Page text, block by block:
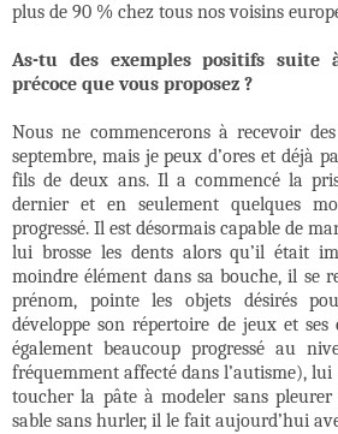
plus de 90 % chez tous nos voisins
As-tu des exemples positifs suite
précoce que vous proposez ?
Nous ne commencerons à recevoir
septembre, mais je peux d’ores et déjà
fils de deux ans. Il a commencé la
dernier et en seulement quelques
progressé. Il est désormais capable de
lui brosse les dents alors qu’il était
moindre élément dans sa bouche, il se
prénom, pointe les objets désirés
développe son répertoire de jeux et ses
également beaucoup progressé au
fréquemment affecté dans l’autisme),
toucher la pâte à modeler sans
sable sans hurler, il le fait aujourd’hui